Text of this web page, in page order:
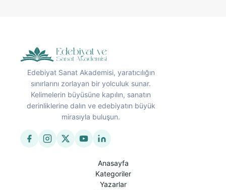
Edebiyat Sanat Akademisi, yaratıcılığın
sınırlarını zorlayan bir yolculuk sunar.
Kelimelerin büyüsüne kapılın, sanatın
derinliklerine dalın ve edebiyatın büyük
mirasıyla buluşun.
Anasayfa
Kategoriler
Yazarlar